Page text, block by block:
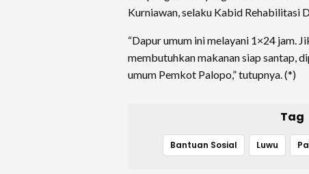
Kurniawan, selaku Kabid Rehabilitasi
“Dapur umum ini melayani 1×24 jam.
membutuhkan makanan siap santap,
umum Pemkot Palopo,” tutupnya. (*)
Tag
Bantuan Sosial Luwu